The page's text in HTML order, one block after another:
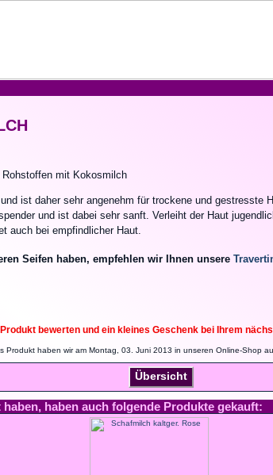
mit Kokosmilch
ist daher sehr angenehm für trockene und gestresste
und ist dabei sehr sanft. Verleiht der Haut
auch bei empfindlicher Haut.
Seifen haben, empfehlen wir Ihnen unsere
bewerten und ein kleines Geschenk bei Ihrem
Produkt haben wir am Montag, 03. Juni 2013 in unseren Online-Shop
Übersicht
haben auch folgende Produkte gekauft: